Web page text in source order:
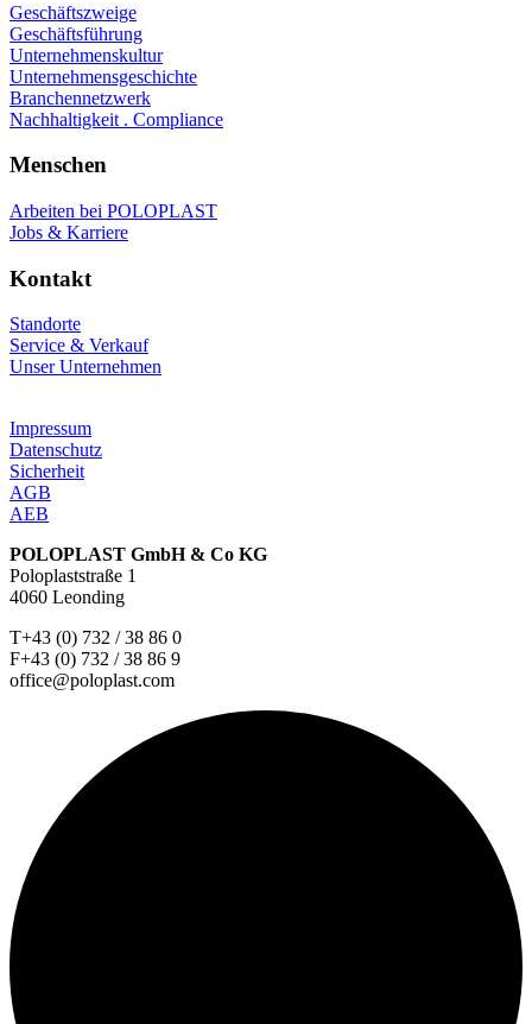
Geschäftszweige
Geschäftsführung
Unternehmenskultur
Unternehmensgeschichte
Branchennetzwerk
Nachhaltigkeit . Compliance
Menschen
Arbeiten bei POLOPLAST
Jobs & Karriere
Kontakt
Standorte
Service & Verkauf
Unser Unternehmen
Impressum
Datenschutz
Sicherheit
AGB
AEB
POLOPLAST GmbH & Co KG
Poloplaststraße 1
4060 Leonding
T+43 (0) 732 / 38 86 0
F+43 (0) 732 / 38 86 9
office@poloplast.com